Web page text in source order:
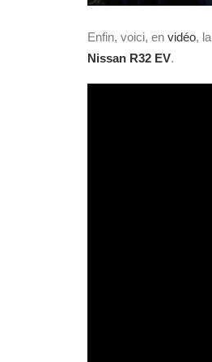
Enfin, voici, en vidéo, la
Nissan R32 EV.